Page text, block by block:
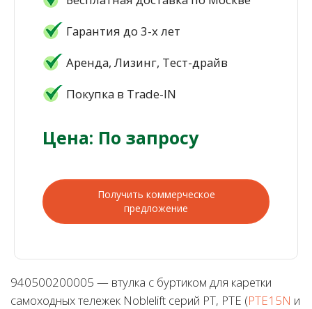
Гарантия до 3-х лет
Аренда, Лизинг, Тест-драйв
Покупка в Trade-IN
Цена: По запросу
Получить коммерческое
предложение
940500200005 — втулка с буртиком для каретки
самоходных тележек Noblelift серий PT, PTE (PTE15N и